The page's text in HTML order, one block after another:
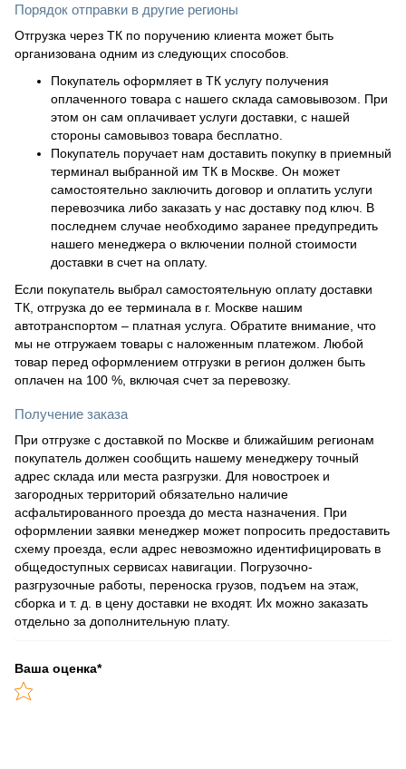
Порядок отправки в другие регионы
Отгрузка через ТК по поручению клиента может быть
организована одним из следующих способов.
Покупатель оформляет в ТК услугу получения
оплаченного товара с нашего склада самовывозом. При
этом он сам оплачивает услуги доставки, с нашей
стороны самовывоз товара бесплатно.
Покупатель поручает нам доставить покупку в приемный
терминал выбранной им ТК в Москве. Он может
самостоятельно заключить договор и оплатить услуги
перевозчика либо заказать у нас доставку под ключ. В
последнем случае необходимо заранее предупредить
нашего менеджера о включении полной стоимости
доставки в счет на оплату.
Если покупатель выбрал самостоятельную оплату доставки
ТК, отгрузка до ее терминала в г. Москве нашим
автотранспортом – платная услуга. Обратите внимание, что
мы не отгружаем товары с наложенным платежом. Любой
товар перед оформлением отгрузки в регион должен быть
оплачен на 100 %, включая счет за перевозку.
Получение заказа
При отгрузке с доставкой по Москве и ближайшим регионам
покупатель должен сообщить нашему менеджеру точный
адрес склада или места разгрузки. Для новостроек и
загородных территорий обязательно наличие
асфальтированного проезда до места назначения. При
оформлении заявки менеджер может попросить предоставить
схему проезда, если адрес невозможно идентифицировать в
общедоступных сервисах навигации. Погрузочно-
разгрузочные работы, переноска грузов, подъем на этаж,
сборка и т. д. в цену доставки не входят. Их можно заказать
отдельно за дополнительную плату.
Ваша оценка*